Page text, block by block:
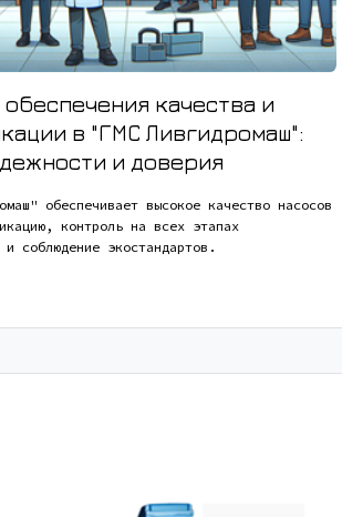
качества и
в "ГМС Ливгидромаш":
и доверия
обеспечивает высокое качество насосов
контроль на всех этапах
и соблюдение экостандартов.